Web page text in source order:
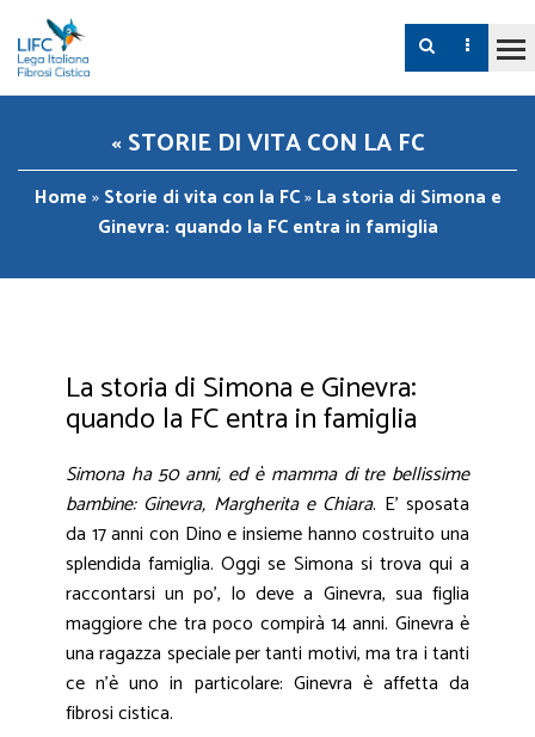
« STORIE DI VITA CON LA FC
Home»Storie di vita con la FC»La storia di Simona e
Ginevra: quando la FC entra in famiglia
La storia di Simona e Ginevra:
quando la FC entra in famiglia
Simona ha 50 anni, ed è mamma di tre bellissime
bambine: Ginevra, Margherita e Chiara. E’ sposata
da 17 anni con Dino e insieme hanno costruito una
splendida famiglia. Oggi se Simona si trova qui a
raccontarsi un po’, lo deve a Ginevra, sua figlia
maggiore che tra poco compirà 14 anni. Ginevra è
una ragazza speciale per tanti motivi, ma tra i tanti
ce n’è uno in particolare: Ginevra è affetta da
fibrosi cistica.